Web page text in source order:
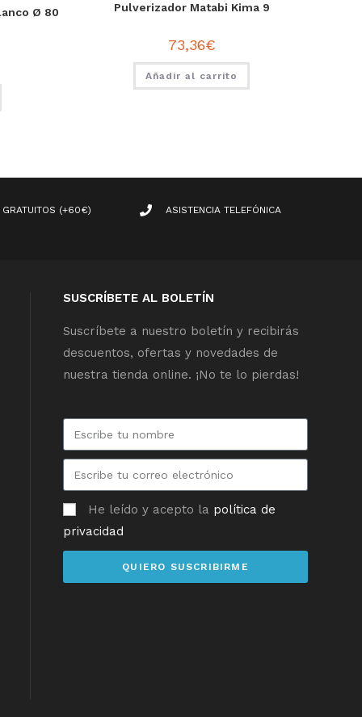
Ø 80 Pulverizador Matabi Kima 9
73,36€
Añadir al carrito
GRATUITOS (+60€) ASISTENCIA TELEFÓNICA
SUSCRÍBETE AL BOLETÍN
Suscríbete a nuestro boletín y recibirás
descuentos, ofertas y novedades de
nuestra tienda online. ¡No te lo pierdas!
He leído y acepto la política de
privacidad
QUIERO SUSCRIBIRME